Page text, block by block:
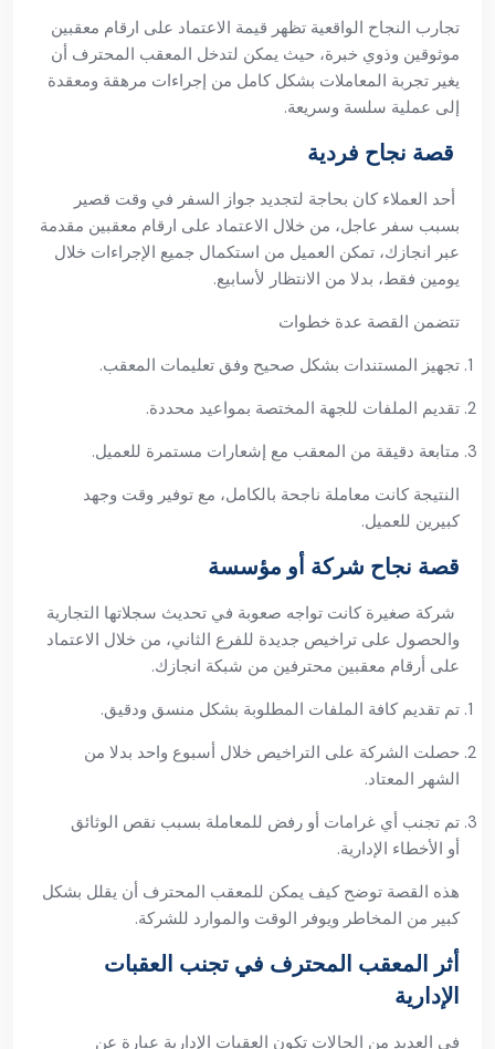
تجارب النجاح الواقعية تظهر قيمة الاعتماد على ارقام معقبين
موثوقين وذوي خبرة، حيث يمكن لتدخل المعقب المحترف أن
يغير تجربة المعاملات بشكل كامل من إجراءات مرهقة ومعقدة
إلى عملية سلسة وسريعة.
قصة نجاح فردية
أحد العملاء كان بحاجة لتجديد جواز السفر في وقت قصير
بسبب سفر عاجل، من خلال الاعتماد على ارقام معقبين مقدمة
عبر انجازك، تمكن العميل من استكمال جميع الإجراءات خلال
يومين فقط، بدلا من الانتظار لأسابيع.
تتضمن القصة عدة خطوات
تجهيز المستندات بشكل صحيح وفق تعليمات المعقب.
تقديم الملفات للجهة المختصة بمواعيد محددة.
متابعة دقيقة من المعقب مع إشعارات مستمرة للعميل.
النتيجة كانت معاملة ناجحة بالكامل، مع توفير وقت وجهد
كبيرين للعميل.
قصة نجاح شركة أو مؤسسة
شركة صغيرة كانت تواجه صعوبة في تحديث سجلاتها التجارية
والحصول على تراخيص جديدة للفرع الثاني، من خلال الاعتماد
على أرقام معقبين محترفين من شبكة انجازك.
تم تقديم كافة الملفات المطلوبة بشكل منسق ودقيق.
حصلت الشركة على التراخيص خلال أسبوع واحد بدلا من
الشهر المعتاد.
تم تجنب أي غرامات أو رفض للمعاملة بسبب نقص الوثائق
أو الأخطاء الإدارية.
هذه القصة توضح كيف يمكن للمعقب المحترف أن يقلل بشكل
كبير من المخاطر ويوفر الوقت والموارد للشركة.
أثر المعقب المحترف في تجنب العقبات
الإدارية
في العديد من الحالات تكون العقبات الإدارية عبارة عن